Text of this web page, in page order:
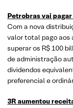
Petrobras vai
Com a nova
valor total pago aos
superar os R$ 100
de administração
dividendos
preferencial e
3R aumentou